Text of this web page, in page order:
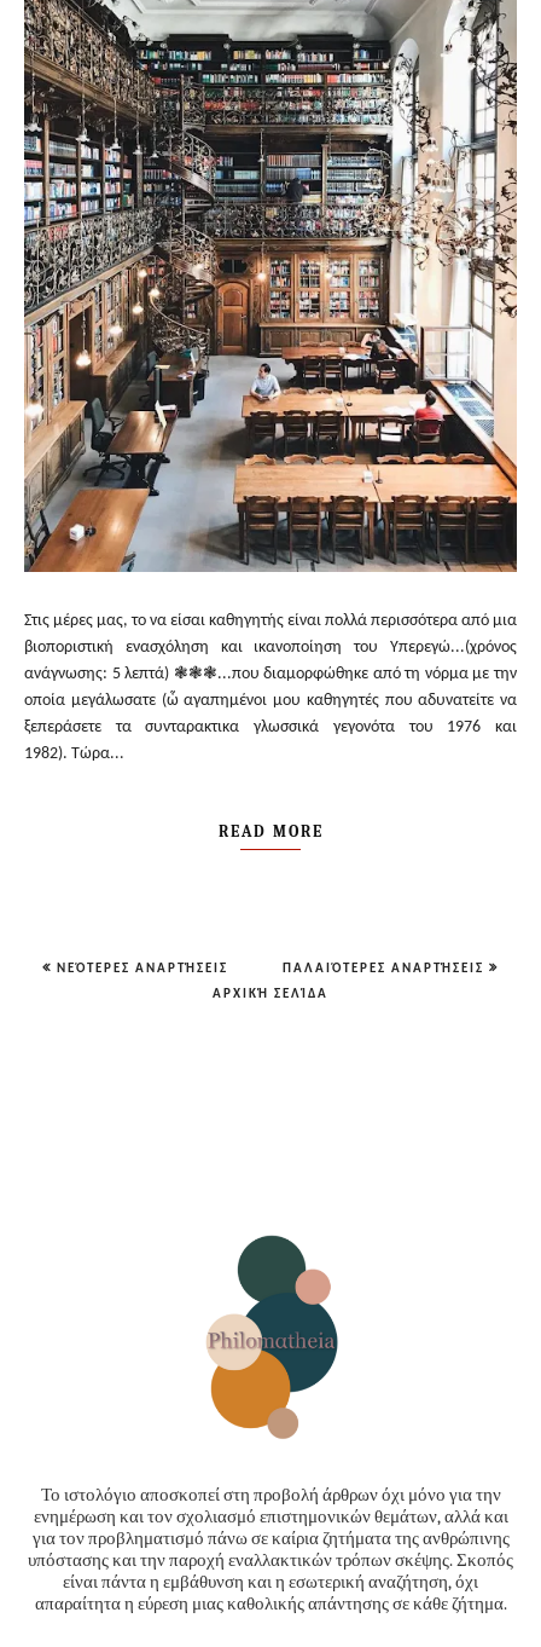
Στις μέρες μας, το να είσαι καθηγητής είναι πολλά περισσότερα από μια
βιοποριστική ενασχόληση και ικανοποίηση του Υπερεγώ...(χρόνος
ανάγνωσης: 5 λεπτά) ❃❃❃...που διαμορφώθηκε από τη νόρμα με την
οποία μεγάλωσατε (ὦ αγαπημένοι μου καθηγητές που αδυνατείτε να
ξεπεράσετε τα συνταρακτικα γλωσσικά γεγονότα του 1976 και
1982). Τώρα...
READ MORE
ΝΕΌΤΕΡΕΣ ΑΝΑΡΤΉΣΕΙΣ
ΠΑΛΑΙΌΤΕΡΕΣ ΑΝΑΡΤΉΣΕΙΣ
ΑΡΧΙΚΉ ΣΕΛΊΔΑ
Το ιστολόγιο αποσκοπεί στη προβολή άρθρων όχι μόνο για την
ενημέρωση και τον σχολιασμό επιστημονικών θεμάτων, αλλά και
για τον προβληματισμό πάνω σε καίρια ζητήματα της ανθρώπινης
υπόστασης και την παροχή εναλλακτικών τρόπων σκέψης. Σκοπός
είναι πάντα η εμβάθυνση και η εσωτερική αναζήτηση, όχι
απαραίτητα η εύρεση μιας καθολικής απάντησης σε κάθε ζήτημα.